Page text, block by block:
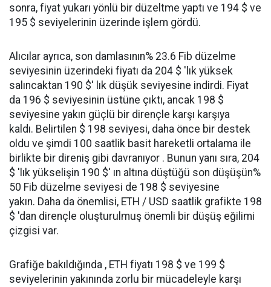
sonra, fiyat yukarı yönlü bir düzeltme yaptı ve 194 $ ve
195 $ seviyelerinin üzerinde işlem gördü.
Alıcılar ayrıca, son damlasının% 23.6 Fib düzelme
seviyesinin üzerindeki fiyatı da 204 $ 'lık yüksek
salıncaktan 190 $' lık düşük seviyesine indirdi. Fiyat
da 196 $ seviyesinin üstüne çıktı, ancak 198 $
seviyesine yakın güçlü bir dirençle karşı karşıya
kaldı. Belirtilen $ 198 seviyesi, daha önce bir destek
oldu ve şimdi 100 saatlik basit hareketli ortalama ile
birlikte bir direniş gibi davranıyor . Bunun yanı sıra, 204
$ 'lık yükselişin 190 $' ın altına düştüğü son düşüşün%
50 Fib düzelme seviyesi de 198 $ seviyesine
yakın. Daha da önemlisi, ETH / USD saatlik grafikte 198
$ 'dan dirençle oluşturulmuş önemli bir düşüş eğilimi
çizgisi var.
Grafiğe bakıldığında , ETH fiyatı 198 $ ve 199 $
seviyelerinin yakınında zorlu bir mücadeleyle karşı